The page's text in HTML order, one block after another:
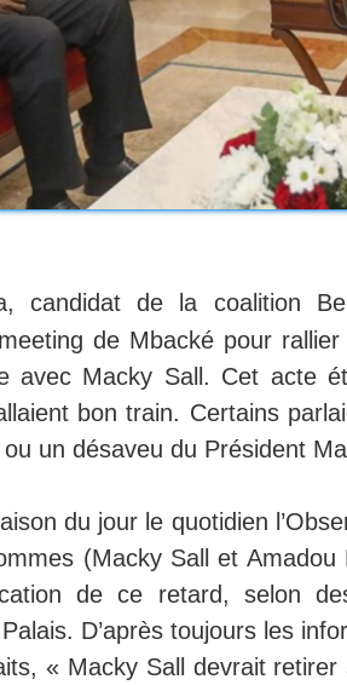
candidat de la coalition
de Mbacké pour
avec Macky Sall. Cet acte
bon train. Certains
un désaveu du Président
du jour le quotidien
(Macky Sall et
de ce retard, selon
D’après toujours les
« Macky Sall devrait